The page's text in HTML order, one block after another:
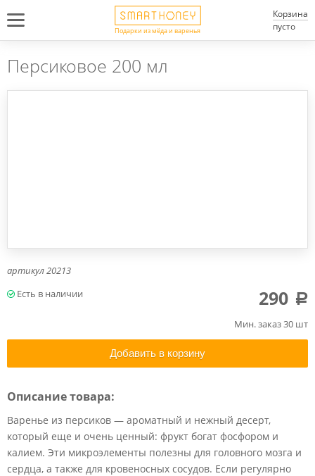
Подарки из мёда и варенья
Корзина
пусто
Персиковое 200 мл
артикул20213
Мин. заказ 30 шт
290 a
Добавить в корзину
Описание товара:
Варенье из персиков — ароматный и нежный десерт,
который еще и очень ценный: фрукт богат фосфором и
калием. Эти микроэлементы полезны для головного мозга и
сердца, а также для кровеносных сосудов. Если регулярно